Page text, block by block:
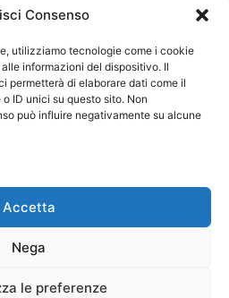
Consenso
utilizziamo tecnologie come i cookie
informazioni del dispositivo. Il
permetterà di elaborare dati come il
ID unici su questo sito. Non
può influire negativamente su alcune
Accetta
Nega
le preferenze
a R.L. Via San Giorgio, 139 31033
Veneto (TV)
- Privacy Policy